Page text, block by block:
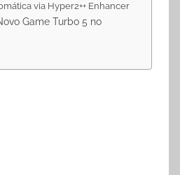
via Hyper2++ Enhancer
Game Turbo 5 no